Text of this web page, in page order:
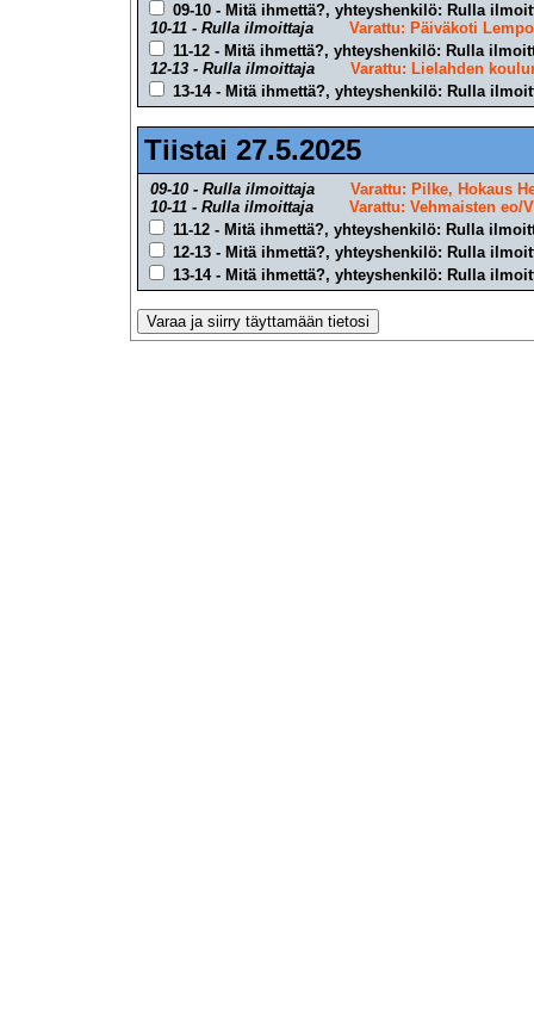
09-10 - Mitä ihmettä?, yhteyshenkilö: Rulla
10-11 - Rulla ilmoittaja
Varattu: Päiväkoti
11-12 - Mitä ihmettä?, yhteyshenkilö: Rulla
12-13 - Rulla ilmoittaja
Varattu: Lielahden
13-14 - Mitä ihmettä?, yhteyshenkilö: Rulla
Tiistai 27.5.2025
09-10 - Rulla ilmoittaja
Varattu: Pilke, Hokaus
10-11 - Rulla ilmoittaja
Varattu: Vehmaisten eo/
11-12 - Mitä ihmettä?, yhteyshenkilö: Rulla
12-13 - Mitä ihmettä?, yhteyshenkilö: Rulla
13-14 - Mitä ihmettä?, yhteyshenkilö: Rulla